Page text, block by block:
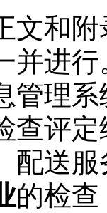
文和
并进
管理
查评
配送
的检查